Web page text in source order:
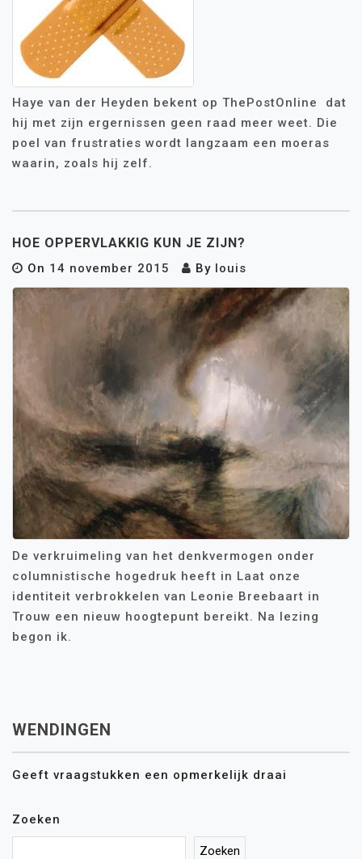
Haye van der Heyden bekent op ThePostOnline dat
hij met zijn ergernissen geen raad meer weet. Die
poel van frustraties wordt langzaam een moeras
waarin, zoals hij zelf.
HOE OPPERVLAKKIG KUN JE ZIJN?
On 14 november 2015 By louis
De verkruimeling van het denkvermogen onder
columnistische hogedruk heeft in Laat onze
identiteit verbrokkelen van Leonie Breebaart in
Trouw een nieuw hoogtepunt bereikt. Na lezing
begon ik.
WENDINGEN
Geeft vraagstukken een opmerkelijk draai
Zoeken
Zoeken